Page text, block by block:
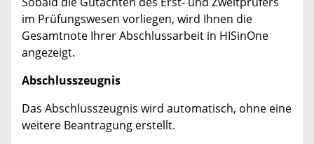
im Prüfungswesen vorliegen, wird Ihnen die
Gesamtnote Ihrer Abschlussarbeit in HISinOne
angezeigt.
Abschlusszeugnis
Das Abschlusszeugnis wird automatisch, ohne eine
weitere Beantragung erstellt.